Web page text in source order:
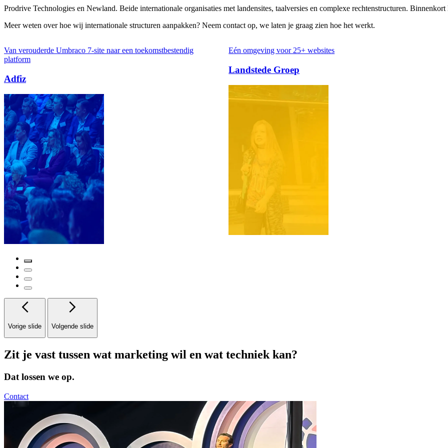
Prodrive Technologies en Newland. Beide internationale organisaties met landensites, taalversies en complexe rechtenstructuren.
Meer weten over hoe wij internationale structuren aanpakken? Neem contact op, we laten je graag zien hoe het werkt.
een toekomstbestendig Eén omgeving voor 25+ websites Internationale uitbreiding en
Vorige slide Volgende slide
Zit je vast tussen wat marketing wil en wat techniek kan?
Dat lossen we op.
Contact